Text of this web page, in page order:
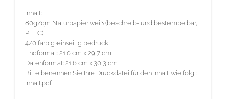
Inhalt:
80g/qm Naturpapier weiß (beschreib- und bestempelbar,
PEFC)
4/0 farbig einseitig bedruckt
Endformat: 21,0 cm x 29,7 cm
Datenformat: 21,6 cm x 30,3 cm
Bitte benennen Sie Ihre Druckdatei für den Inhalt wie folgt:
Inhalt.pdf